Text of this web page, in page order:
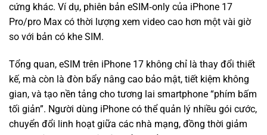
cứng khác. Ví dụ, phiên bản eSIM‑only của iPhone 17
Pro/pro Max có thời lượng xem video cao hơn một vài giờ
so với bản có khe SIM.
Tổng quan, eSIM trên iPhone 17 không chỉ là thay đổi thiết
kế, mà còn là đòn bẩy nâng cao bảo mật, tiết kiệm không
gian, và tạo nền tảng cho tương lai smartphone “phím bấm
tối giản”. Người dùng iPhone có thể quản lý nhiều gói cước,
chuyển đổi linh hoạt giữa các nhà mạng, đồng thời giảm